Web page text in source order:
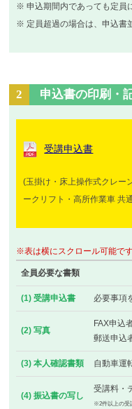
※ 申込期間内であっても定員
※ 定員超過の場合は、申込書
2 申込書の印刷・
受講申込書
(玉掛け・床上操作式クレー
ークリフト・高所作業車 共
※表は横にスクロール可能で
全員必要な書類
(1) 受講申込書 必要事項
(2) 写真
FAX申込
郵送申込
(3) 本人確認書類 自動車運
(4) 振込書の写し
受講料・
※2件以上の受